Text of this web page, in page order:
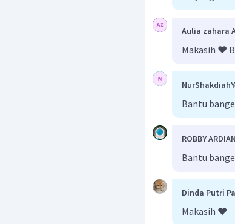
Aulia zahara
Makasih ❤️
Bantu
ROBBY
Bantu
Dinda Putri
Makasih ❤️